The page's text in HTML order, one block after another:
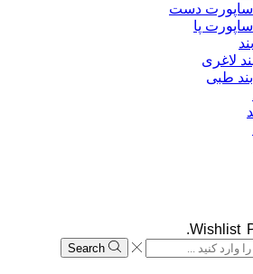
ساپورت دست
ساپورت پا
لاغری
طبی
Wishlist
Search